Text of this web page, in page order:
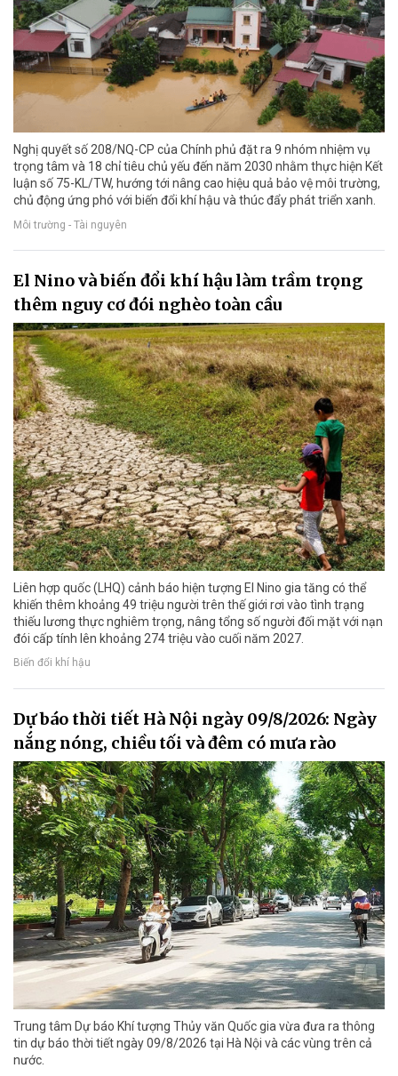
Nghị quyết số 208/NQ-CP của Chính phủ đặt ra 9 nhóm nhiệm vụ
trọng tâm và 18 chỉ tiêu chủ yếu đến năm 2030 nhằm thực hiện Kết
luận số 75-KL/TW, hướng tới nâng cao hiệu quả bảo vệ môi trường,
chủ động ứng phó với biến đổi khí hậu và thúc đẩy phát triển xanh.
Môi trường - Tài nguyên
El Nino và biến đổi khí hậu làm trầm trọng
thêm nguy cơ đói nghèo toàn cầu
Liên hợp quốc (LHQ) cảnh báo hiện tượng El Nino gia tăng có thể
khiến thêm khoảng 49 triệu người trên thế giới rơi vào tình trạng
thiếu lương thực nghiêm trọng, nâng tổng số người đối mặt với nạn
đói cấp tính lên khoảng 274 triệu vào cuối năm 2027.
Biến đổi khí hậu
Dự báo thời tiết Hà Nội ngày 09/8/2026: Ngày
nắng nóng, chiều tối và đêm có mưa rào
Trung tâm Dự báo Khí tượng Thủy văn Quốc gia vừa đưa ra thông
tin dự báo thời tiết ngày 09/8/2026 tại Hà Nội và các vùng trên cả
nước.